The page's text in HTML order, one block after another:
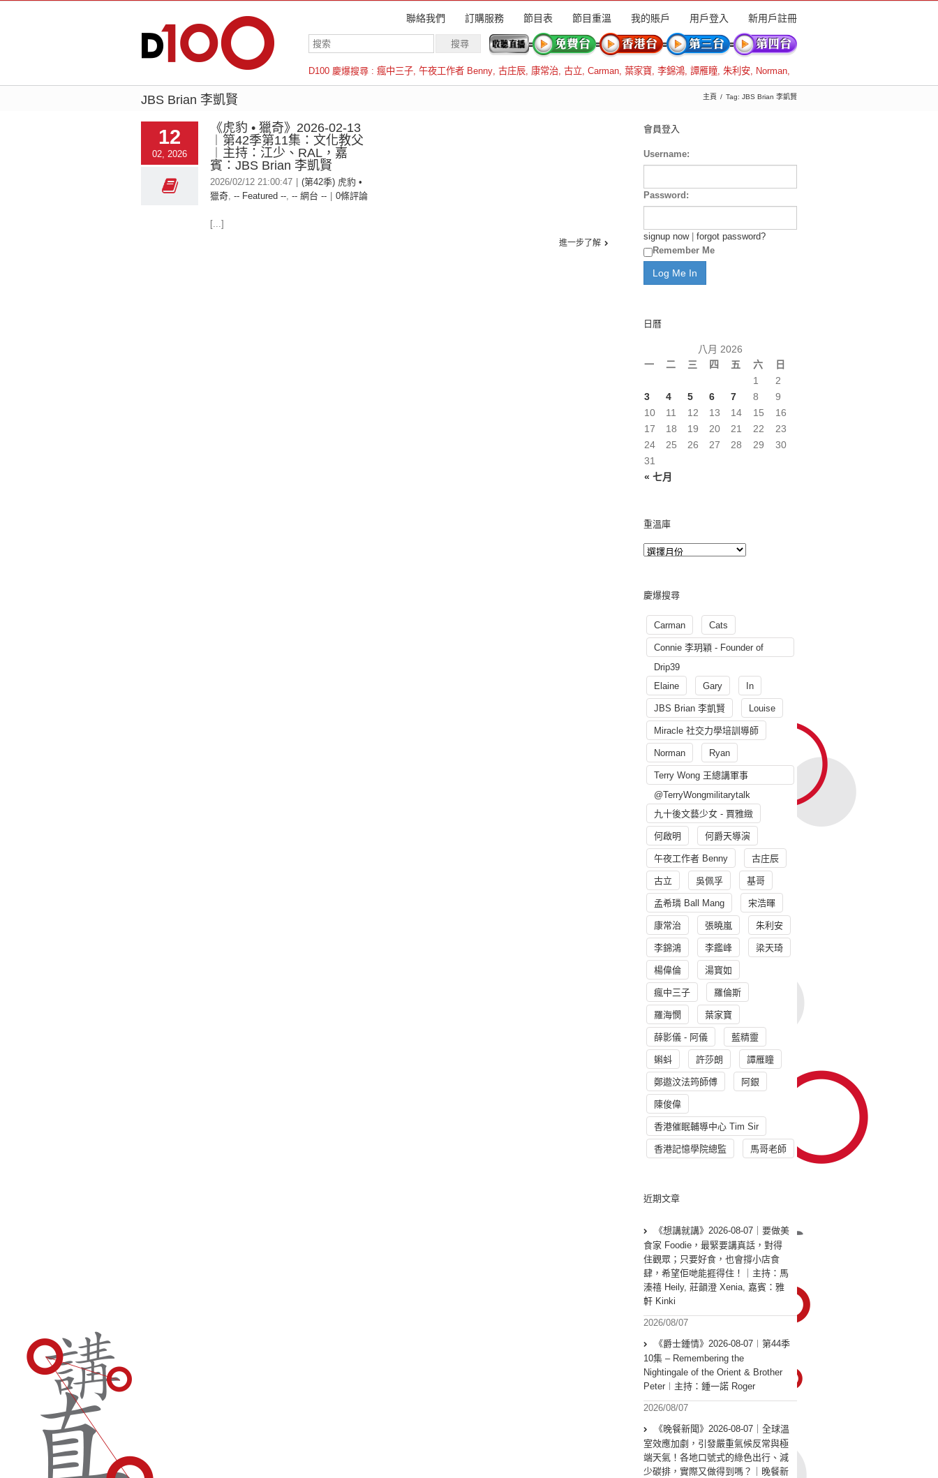
聯絡我們 訂購服務 節目表 節目重溫 我的賬戶 用戶登入 新用戶註冊
D100 慶爆搜尋 : 瘋中三子, 午夜工作者 Benny, 古庄辰, 康常治, 古立, Carman, 葉家寶, 李錦鴻, 譚雁瞳, 朱利安, Norman,
羅倫斯
JBS Brian 李凱賢 主頁 Tag: JBS Brian 李凱賢
12
02, 2026
《虎豹 • 獵奇》2026-02-13
︱第42季第11集：文化教父
︱主持：江少、RAL，嘉
賓：JBS Brian 李凱賢
2026/02/12 21:00:47
(第42季) 虎豹 •
獵奇, -- Featured --, -- 網台 -- 0條評論
[...]
進一步了解
會員登入
Username:
Password:
signup now| forgot password?
Remember Me
日曆
八月 2026
一
二 三 四 五 六 日
« 七月
1
2
3
4 5 6 7 8
9
10
11 12 13 14 15
16
17
18 19 20 21 22
23
24
25 26 27 28 29
30
31
重溫庫
慶爆搜尋
Carman Cats
Connie 李玥穎 - Founder of
Drip39
Elaine
Gary In
JBS Brian 李凱賢 Louise
Miracle 社交力學培訓導師
Norman Ryan
Terry Wong 王總講軍事
@TerryWongmilitarytalk
九十後文藝少女 - 賈雅緻
何啟明 何爵天導演
午夜工作者 Benny 古庄辰
古立 吳佩孚 基哥
孟希璘 Ball Mang 宋浩暉
康常治 張曉嵐 朱利安
李錦鴻 李鑑峰 梁天琦
楊偉倫 湯寳如
瘋中三子 羅倫斯
羅海憫 葉家寶
薛影儀 - 阿儀 藍精靈
蝌蚪 許莎朗 譚雁瞳
鄭遨汶法筠師傅 阿銀
陳俊偉
香港催眠輔導中心 Tim Sir
香港記憶學院總監 馬哥老師
近期文章
《想講就講》2026-08-07｜要做美
食家 Foodie，最緊要講真話，對得
住觀眾；只要好食，也會撐小店食
肆，希望佢哋能捱得住！｜主持：馬
溱禧 Heily, 莊韻澄 Xenia, 嘉賓：雅
軒 Kinki
2026/08/07
《爵士鍾情》2026-08-07︱第44季
10集 – Remembering the
Nightingale of the Orient & Brother
Peter︱主持：鍾一諾 Roger
2026/08/07
《晚餐新聞》2026-08-07｜全球溫
室效應加劇，引發嚴重氣候反常與極
端天氣！各地口號式的綠色出行、減
少碳排，實際又做得到嗎？｜晚餐新